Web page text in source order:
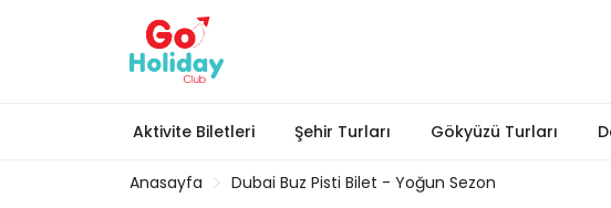
Aktivite Biletleri Şehir Turları Gökyüzü Turları
Anasayfa Dubai Buz Pisti Bilet - Yoğun Sezon